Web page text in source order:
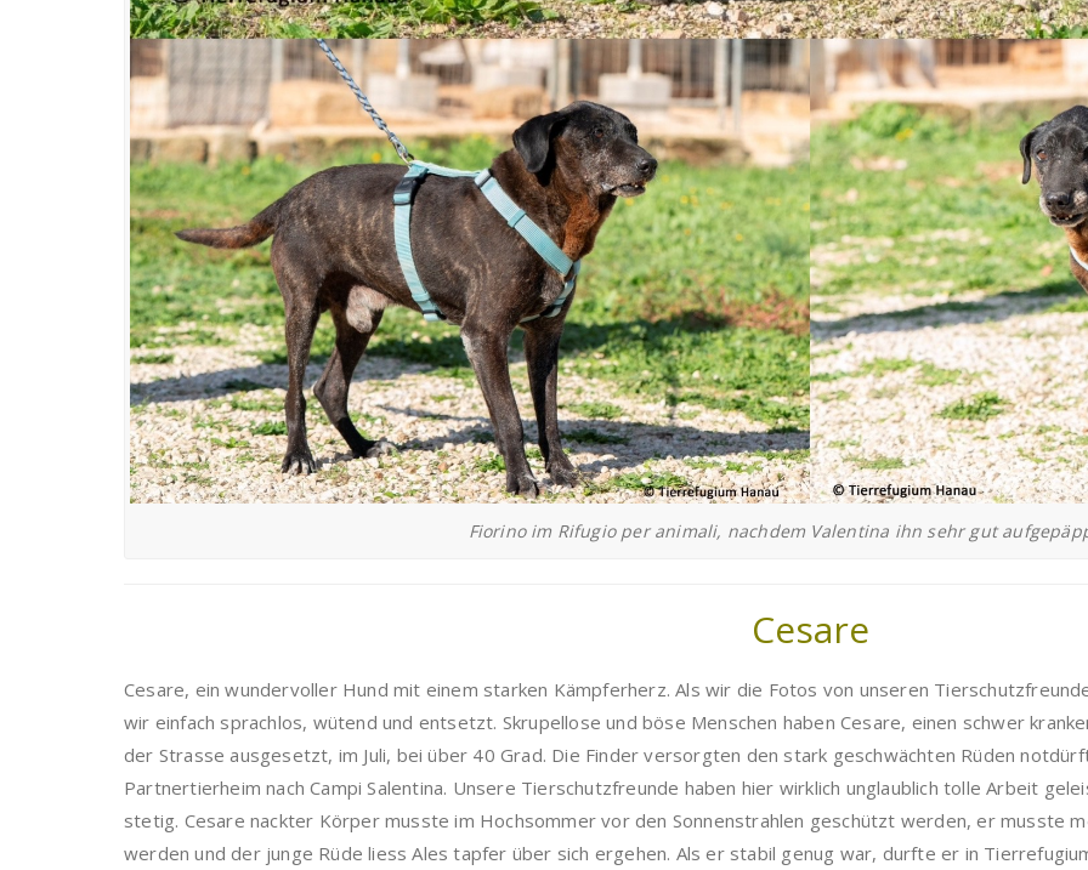
Fiorino im Rifugio per animali, nachdem Valentina ihn sehr gut
Cesare
Cesare, ein wundervoller Hund mit einem starken Kämpferherz. Als wir die Fotos von unseren
wir einfach sprachlos, wütend und entsetzt. Skrupellose und böse Menschen haben Cesare, einen schwer
der Strasse ausgesetzt, im Juli, bei über 40 Grad. Die Finder versorgten den stark geschwächten Rüden
Partnertierheim nach Campi Salentina. Unsere Tierschutzfreunde haben hier wirklich unglaublich tolle Arbeit
stetig. Cesare nackter Körper musste im Hochsommer vor den Sonnenstrahlen geschützt werden, er musste
werden und der junge Rüde liess Ales tapfer über sich ergehen. Als er stabil genug war, durfte er in